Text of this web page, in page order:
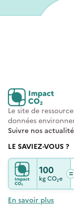
Le site de
données
Suivre nos
LE SAVIEZ-VOUS ?
100
kgCO₂e
En savoir plus